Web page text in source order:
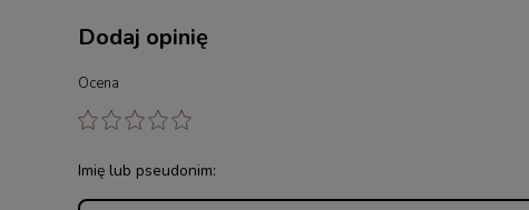
Dodaj opinię
Ocena
Imię lub pseudonim: